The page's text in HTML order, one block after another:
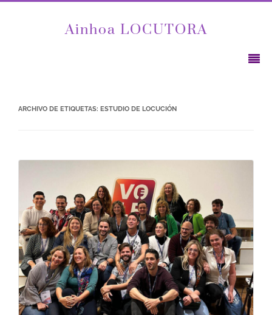
Ainhoa LOCUTORA
ARCHIVO DE ETIQUETAS: ESTUDIO DE LOCUCIÓN